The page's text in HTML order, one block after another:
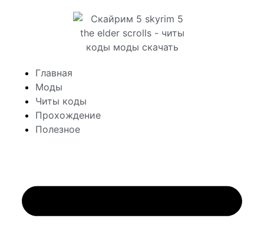
Главная
Моды
Читы коды
Прохождение
Полезное